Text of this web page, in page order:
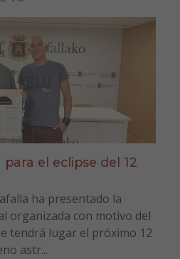
el eclipse del 12
ha presentado la
organizada con motivo del
tendrá lugar el próximo 12
astr...